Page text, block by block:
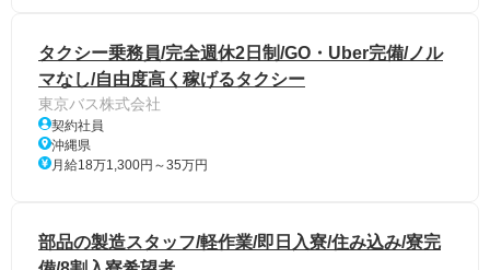
タクシー乗務員/完全週休2日制/GO・Uber完備/ノル
マなし/自由度高く稼げるタクシー
東京バス株式会社
契約社員
沖縄県
月給18万1,300円～35万円
部品の製造スタッフ/軽作業/即日入寮/住み込み/寮完